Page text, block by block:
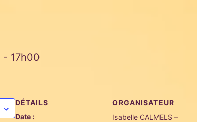
- 17h00
DÉTAILS
Date :
ORGANISATEUR
Isabelle CALMELS –